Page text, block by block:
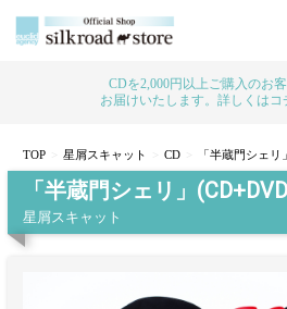
CDを2,000円以上ご購入のお
お届けいたします。詳しくはコ
TOP 星屑スキャット CD 「半蔵門シェ
「半蔵門シェリ」
星屑スキャット